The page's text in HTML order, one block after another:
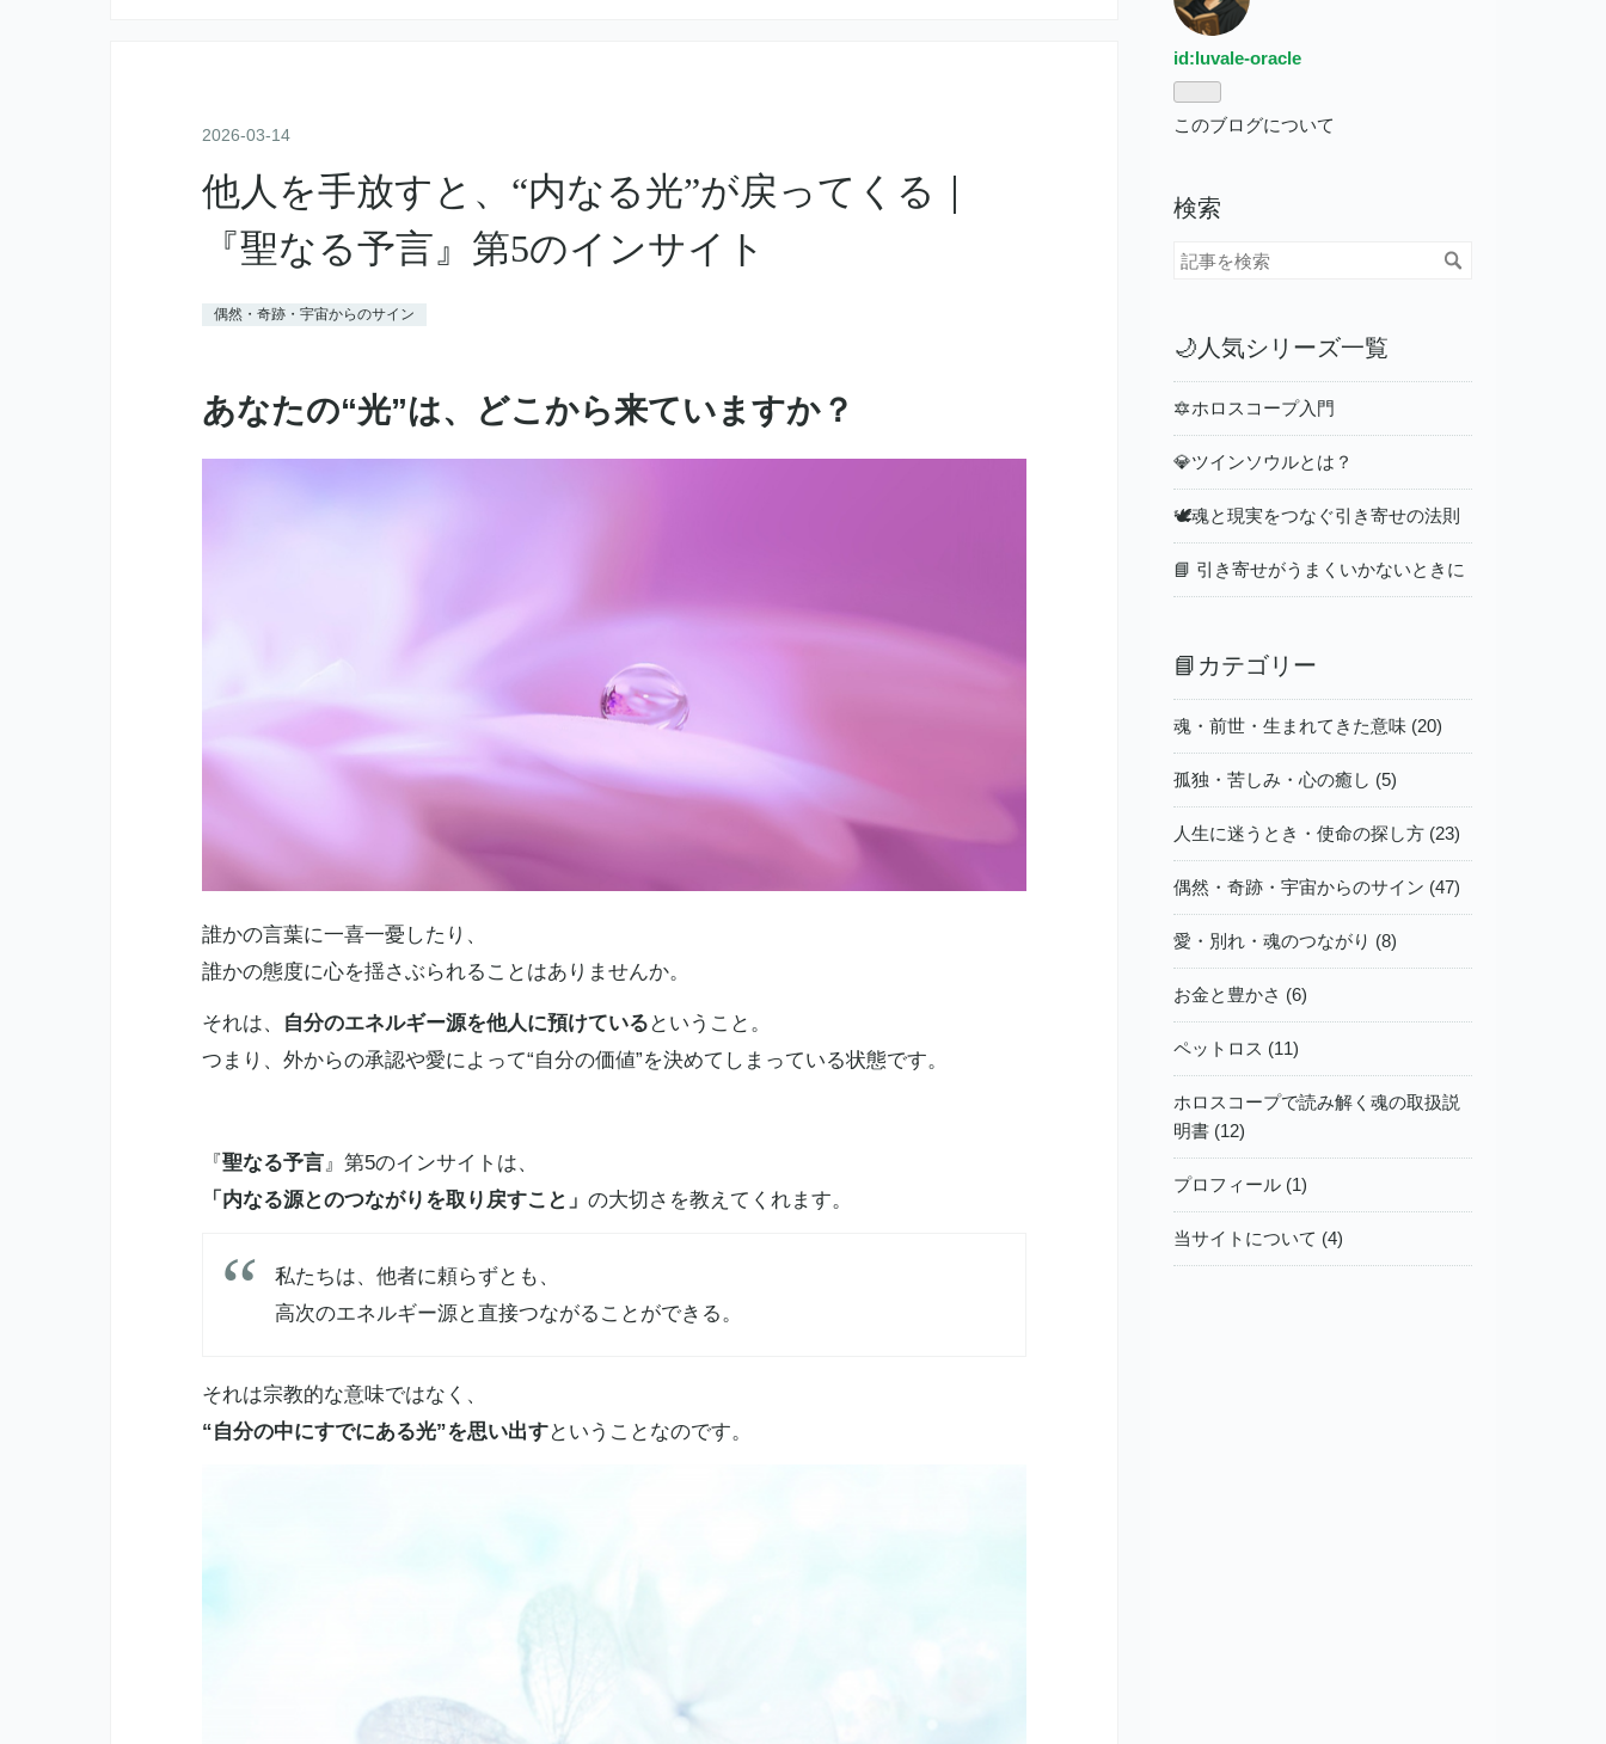
2026-03-14
他人を手放すと、“内なる光”が戻ってくる｜
『聖なる予言』第5のインサイト
偶然・奇跡・宇宙からのサイン
あなたの“光”は、どこから来ていますか？
誰かの言葉に一喜一憂したり、
誰かの態度に心を揺さぶられることはありませんか。
それは、 自分のエネルギー源を他人に預けている ということ。
つまり、外からの承認や愛によって“自分の価値”を決めてしまっている状態です。
『聖なる予言』第5のインサイトは、
「内なる源とのつながりを取り戻すこと」 の大切さを教えてくれます。
私たちは、他者に頼らずとも、
高次のエネルギー源と直接つながることができる。
それは宗教的な意味ではなく、
“自分の中にすでにある光”を思い出すということなのです。
id:luvale-oracle
このブログについて
検索
🌙人気シリーズ一覧
🔯ホロスコープ入門
💎ツインソウルとは？
🕊️魂と現実をつなぐ引き寄せの法則
📘 引き寄せがうまくいかないときに
📘カテゴリー
魂・前世・生まれてきた意味 (20)
孤独・苦しみ・心の癒し (5)
人生に迷うとき・使命の探し方 (23)
偶然・奇跡・宇宙からのサイン (47)
愛・別れ・魂のつながり (8)
お金と豊かさ (6)
ペットロス (11)
ホロスコープで読み解く魂の取扱説
明書 (12)
プロフィール (1)
当サイトについて (4)